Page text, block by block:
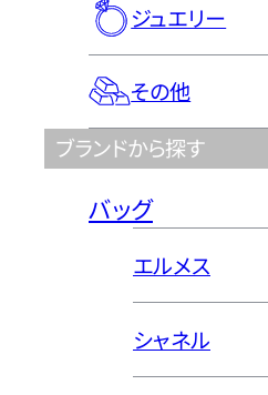
ジュエリー
その他
ブランドから探す
バッグ
エルメス
シャネル